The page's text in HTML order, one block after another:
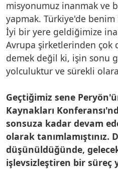
misyonumuz inanmak ve
yapmak. Türkiye'de
İyi bir yere geldiğimize
Avrupa şirketlerinden çok
demek değil ki, işin sonu
yolculuktur ve sürekli
Geçtiğimiz sene
Kaynakları
sonsuza kadar devam
olarak tanımlamıştınız.
düşünüldüğünde,
işlevsizleştiren bir süreç